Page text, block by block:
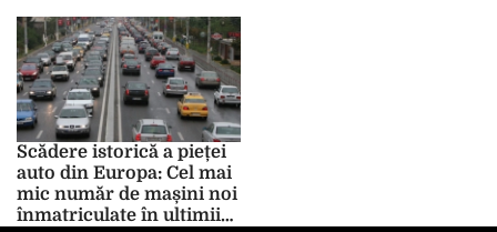
Scădere istorică a pieței
auto din Europa: Cel mai
mic număr de mașini noi
înmatriculate în ultimii